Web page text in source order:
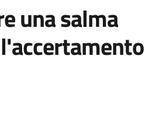
una salma